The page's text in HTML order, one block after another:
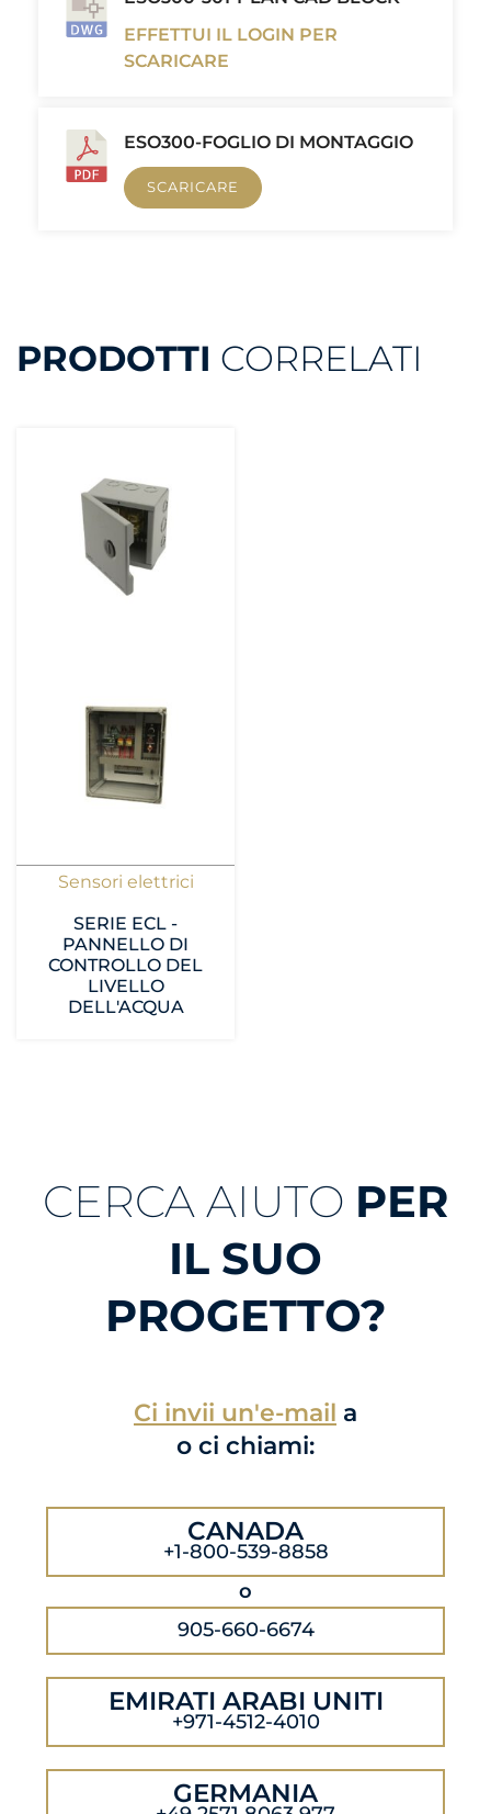
EFFETTUI IL LOGIN PER
SCARICARE
ESO300-FOGLIO DI MONTAGGIO
SCARICARE
PRODOTTI CORRELATI
Sensori elettrici
SERIE ECL -
PANNELLO DI
CONTROLLO DEL
LIVELLO
DELL'ACQUA
CERCA AIUTO PER
IL SUO
PROGETTO?
Ci invii un'e-mail a
o ci chiami:
CANADA
+1-800-539-8858
o
905-660-6674
EMIRATI ARABI UNITI
+971-4512-4010
GERMANIA